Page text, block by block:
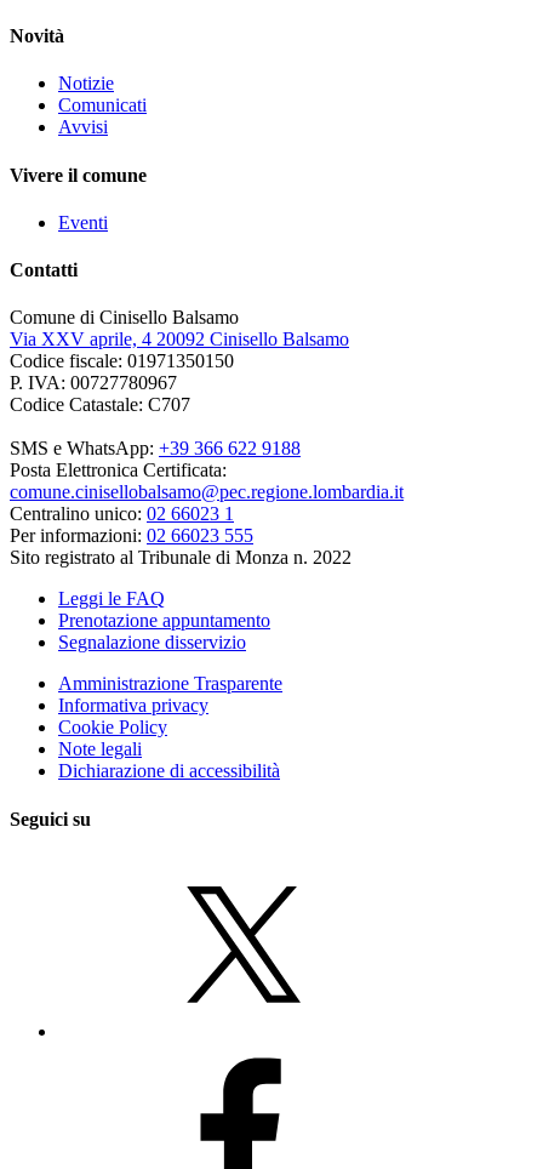
Novità
Notizie
Comunicati
Avvisi
Vivere il comune
Eventi
Contatti
Comune di Cinisello Balsamo
Via XXV aprile, 4 20092 Cinisello Balsamo
Codice fiscale: 01971350150
P. IVA: 00727780967
Codice Catastale: C707
SMS e WhatsApp: +39 366 622 9188
Posta Elettronica Certificata:
comune.cinisellobalsamo@pec.regione.lombardia.it
Centralino unico: 02 66023 1
Per informazioni: 02 66023 555
Sito registrato al Tribunale di Monza n. 2022
Leggi le FAQ
Prenotazione appuntamento
Segnalazione disservizio
Amministrazione Trasparente
Informativa privacy
Cookie Policy
Note legali
Dichiarazione di accessibilità
Seguici su